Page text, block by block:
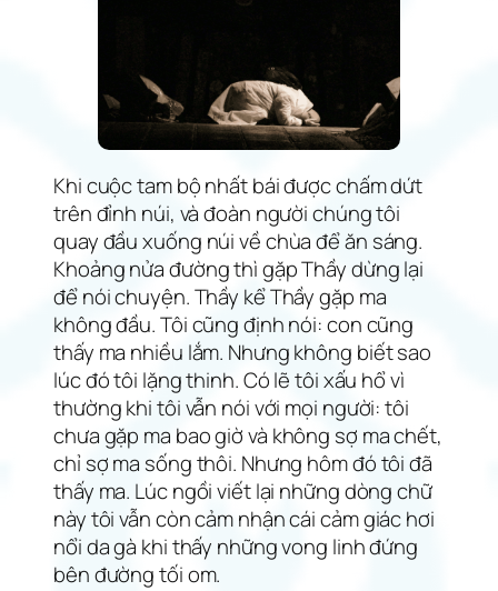
Khi cuộc tam bộ nhất bái được chấm dứt
trên đỉnh núi, và đoàn người chúng tôi
quay đầu xuống núi về chùa để ăn sáng.
Khoảng nửa đường thì gặp Thầy dừng lại
để nói chuyện. Thầy kể Thầy gặp ma
không đầu. Tôi cũng định nói: con cũng
thấy ma nhiều lắm. Nhưng không biết sao
lúc đó tôi lặng thinh. Có lẽ tôi xấu hổ vì
thường khi tôi vẫn nói với mọi người: tôi
chưa gặp ma bao giờ và không sợ ma chết,
chỉ sợ ma sống thôi. Nhưng hôm đó tôi đã
thấy ma. Lúc ngồi viết lại những dòng chữ
này tôi vẫn còn cảm nhận cái cảm giác hơi
nổi da gà khi thấy những vong linh đứng
bên đường tối om.